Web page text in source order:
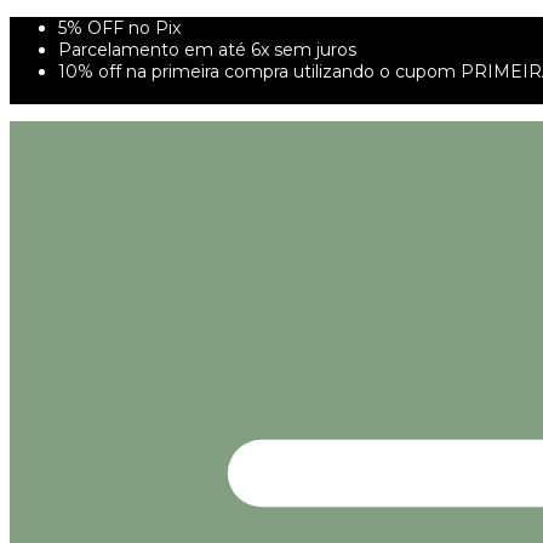
5% OFF no Pix
Parcelamento em até 6x sem juros
10% off na primeira compra utilizando o cupom